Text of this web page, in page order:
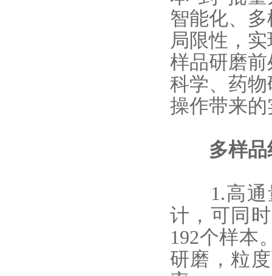
智能化、
局限性，
样品研磨
科学、药
操作带来
多样
1.高
计，可同
192个样本
研磨，粒